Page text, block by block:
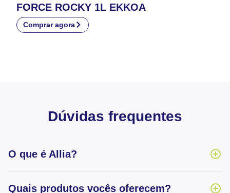
FORCE ROCKY 1L EKKOA
Comprar agora
Dúvidas frequentes
O que é Allia?
Quais produtos vocês oferecem?